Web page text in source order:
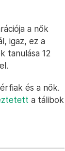
a nők
igaz, ez a
tanulása 12
és a nők.
a tálibok